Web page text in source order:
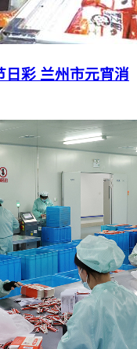
日彩 兰州市元宵消